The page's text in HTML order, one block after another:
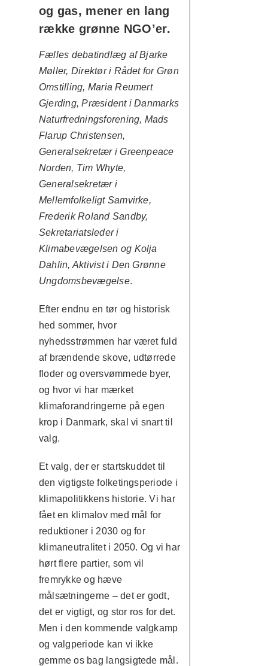
og gas, mener en lang
række grønne NGO’er.
Fælles debatindlæg af Bjarke
Møller, Direktør i Rådet for Grøn
Omstilling, Maria Reumert
Gjerding, Præsident i Danmarks
Naturfredningsforening, Mads
Flarup Christensen,
Generalsekretær i Greenpeace
Norden, Tim Whyte,
Generalsekretær i
Mellemfolkeligt Samvirke,
Frederik Roland Sandby,
Sekretariatsleder i
Klimabevægelsen og Kolja
Dahlin, Aktivist i Den Grønne
Ungdomsbevægelse.
Efter endnu en tør og historisk
hed sommer, hvor
nyhedsstrømmen har været fuld
af brændende skove, udtørrede
floder og oversvømmede byer,
og hvor vi har mærket
klimaforandringerne på egen
krop i Danmark, skal vi snart til
valg.
Et valg, der er startskuddet til
den vigtigste folketingsperiode i
klimapolitikkens historie. Vi har
fået en klimalov med mål for
reduktioner i 2030 og for
klimaneutralitet i 2050. Og vi har
hørt flere partier, som vil
fremrykke og hæve
målsætningerne – det er godt,
det er vigtigt, og stor ros for det.
Men i den kommende valgkamp
og valgperiode kan vi ikke
gemme os bag langsigtede mål.